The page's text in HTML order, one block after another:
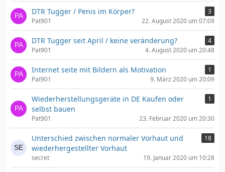
DTR Tugger / Penis im Körper?
3
Pat901
22. August 2020 um 07:09
DTR Tugger seit April / keine veränderung?
4
Pat901
4. August 2020 um 20:48
Internet seite mit Bildern als Motivation
1
Pat901
9. März 2020 um 20:09
Wiederherstellungsgeräte in DE Kaufen oder
selbst bauen
1
Pat901 23. Februar 2020 um 20:30
Unterschied zwischen normaler Vorhaut und
wiederhergestellter Vorhaut
18
secret 19. Januar 2020 um 10:28